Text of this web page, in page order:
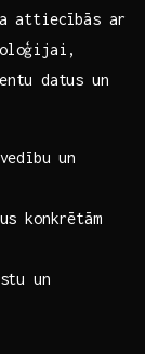
attiecībās⁤ ar
⁢datus un
un
‌konkrētām
un